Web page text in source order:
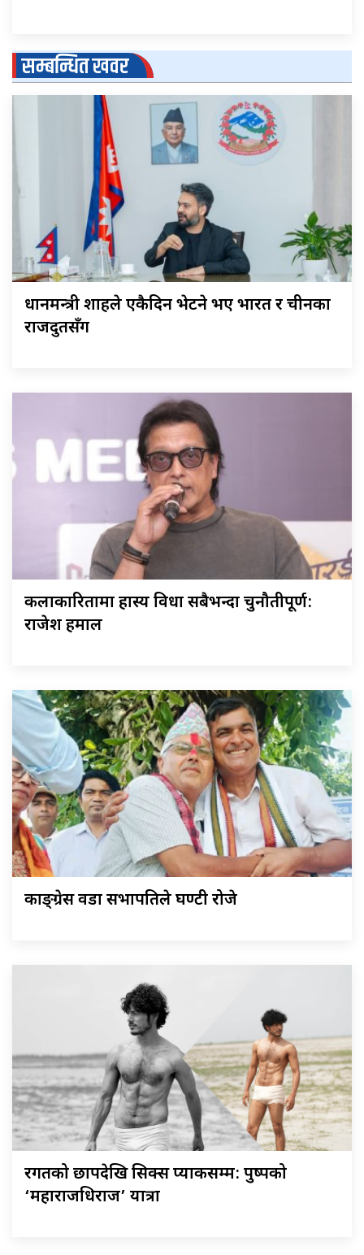
सम्बन्धित खवर
प्रधानमन्त्री शाहले एकैदिन भेटने भए भारत र चीनका
राजदुतसँग
कलाकारितामा हास्य विधा सबैभन्दा चुनौतीपूर्ण:
राजेश हमाल
काङ्ग्रेस वडा सभापतिले घण्टी रोजे
रगतको छापदेखि सिक्स प्याकसम्म: पुष्पको
‘महाराजधिराज’ यात्रा